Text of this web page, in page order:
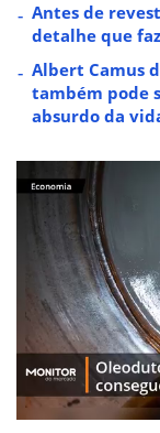
Antes de
detalhe que
Albert Camus
também pode
absurdo da